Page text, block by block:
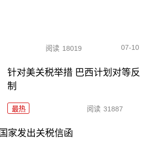
阅读 18019 07-10
针对美关税举措 巴西计划对等反
制
最热 阅读 31887
家发出关税信函